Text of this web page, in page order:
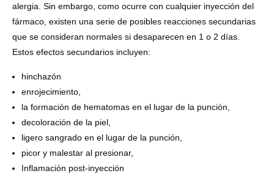
alergia. Sin embargo, como ocurre con cualquier inyección del
fármaco, existen una serie de posibles reacciones secundarias
que se consideran normales si desaparecen en 1 o 2 días.
Estos efectos secundarios incluyen:
hinchazón
enrojecimiento,
la formación de hematomas en el lugar de la punción,
decoloración de la piel,
ligero sangrado en el lugar de la punción,
picor y malestar al presionar,
Inflamación post-inyección